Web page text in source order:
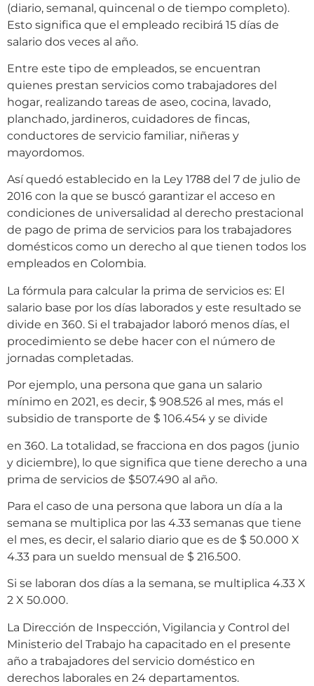
(diario, semanal, quincenal o de tiempo completo).
Esto significa que el empleado recibirá 15 días de
salario dos veces al año.
Entre este tipo de empleados, se encuentran
quienes prestan servicios como trabajadores del
hogar, realizando tareas de aseo, cocina, lavado,
planchado, jardineros, cuidadores de fincas,
conductores de servicio familiar, niñeras y
mayordomos.
Así quedó establecido en la Ley 1788 del 7 de julio de
2016 con la que se buscó garantizar el acceso en
condiciones de universalidad al derecho prestacional
de pago de prima de servicios para los trabajadores
domésticos como un derecho al que tienen todos los
empleados en Colombia.
La fórmula para calcular la prima de servicios es: El
salario base por los días laborados y este resultado se
divide en 360. Si el trabajador laboró menos días, el
procedimiento se debe hacer con el número de
jornadas completadas.
Por ejemplo, una persona que gana un salario
mínimo en 2021, es decir, $ 908.526 al mes, más el
subsidio de transporte de $ 106.454 y se divide
en 360. La totalidad, se fracciona en dos pagos (junio
y diciembre), lo que significa que tiene derecho a una
prima de servicios de $507.490 al año.
Para el caso de una persona que labora un día a la
semana se multiplica por las 4.33 semanas que tiene
el mes, es decir, el salario diario que es de $ 50.000 X
4.33 para un sueldo mensual de $ 216.500.
Si se laboran dos días a la semana, se multiplica 4.33 X
2 X 50.000.
La Dirección de Inspección, Vigilancia y Control del
Ministerio del Trabajo ha capacitado en el presente
año a trabajadores del servicio doméstico en
derechos laborales en 24 departamentos.